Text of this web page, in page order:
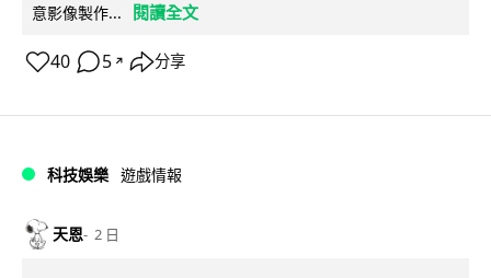
意影像製作...
閱讀全文
40 5 ↗ 分享
科技娛樂 遊戲情報
天恩 2 日